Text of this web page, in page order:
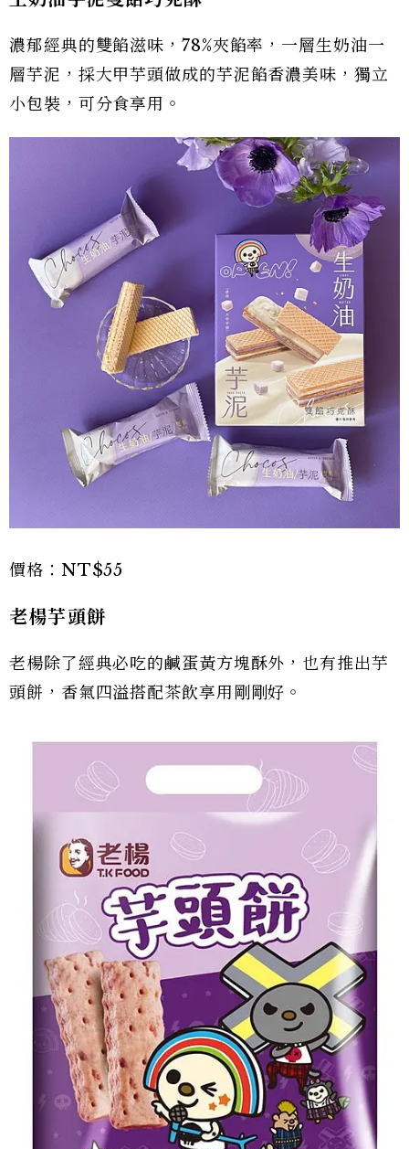
濃郁經典的雙餡滋味，78%夾餡率，一層生奶油一
層芋泥，採大甲芋頭做成的芋泥餡香濃美味，獨立
小包裝，可分食享用。
價格：NT$55
老楊芋頭餅
老楊除了經典必吃的鹹蛋黃方塊酥外，也有推出芋
頭餅，香氣四溢搭配茶飲享用剛剛好。